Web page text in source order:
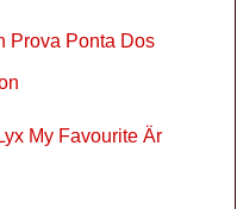
Prova Ponta Dos
My Favourite Är